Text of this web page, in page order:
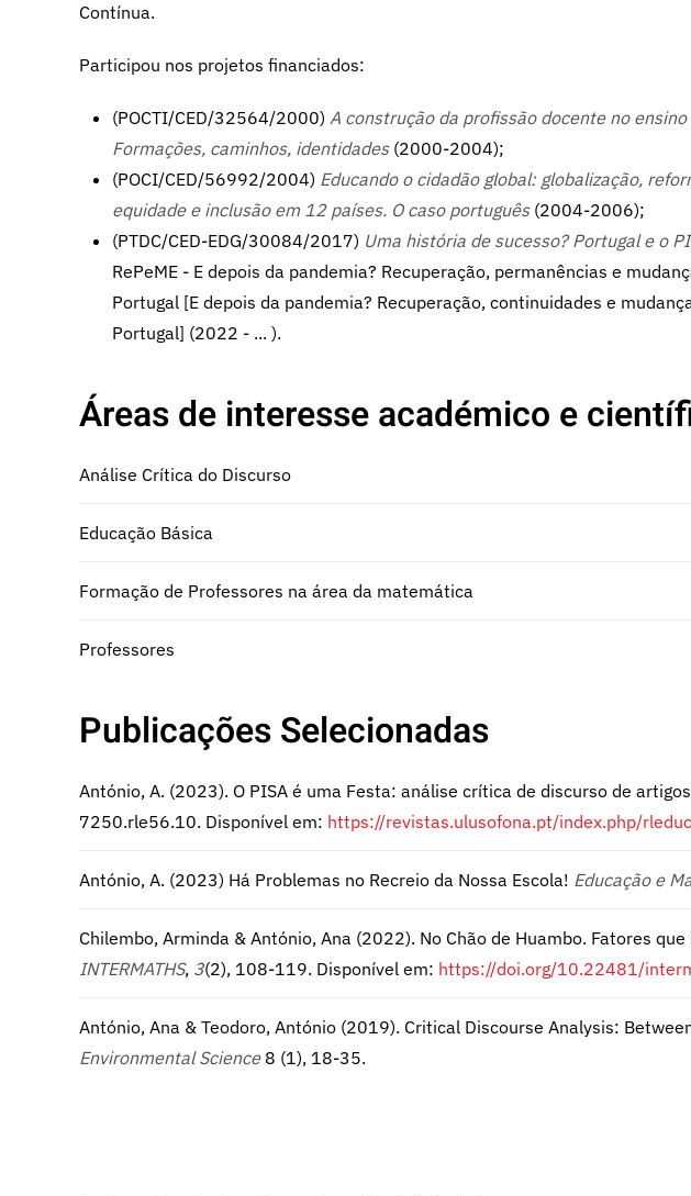
Contínua.
Participou nos projetos financiados:
(POCTI/CED/32564/2000) A construção da profissão docente no
Formações, caminhos, identidades (2000-2004);
(POCI/CED/56992/2004) Educando o cidadão global: globalização,
equidade e inclusão em 12 países. O caso português(2004-2006);
(PTDC/CED-EDG/30084/2017) Uma história de sucesso? Portugal e o
RePeME - E depois da pandemia? Recuperação, permanências e
Portugal [E depois da pandemia? Recuperação, continuidades e
Portugal] (2022 - ... ).
Áreas de interesse académico e
Análise Crítica do Discurso
Educação Básica
Formação de Professores na área da matemática
Professores
Publicações Selecionadas
António, A. (2023). O PISA é uma Festa: análise crítica de discurso de
7250.rle56.10. Disponível em: https://revistas.ulusofona.pt/index.php/
António, A. (2023) Há Problemas no Recreio da Nossa Escola! Educação e
Chilembo, Arminda & António, Ana (2022). No Chão de Huambo. Fatores
INTERMATHS, 3(2), 108-119. Disponível em: https://doi.org/10.22481/
António, Ana & Teodoro, António (2019). Critical Discourse Analysis:
Environmental Science 8 (1), 18-35.